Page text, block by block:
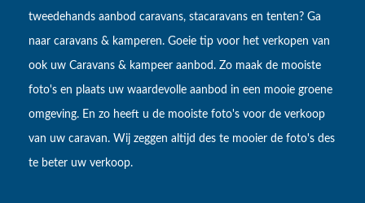
tweedehands aanbod caravans, stacaravans en tenten? Ga
naar caravans & kamperen. Goeie tip voor het verkopen van
ook uw Caravans & kampeer aanbod. Zo maak de mooiste
foto's en plaats uw waardevolle aanbod in een mooie groene
omgeving. En zo heeft u de mooiste foto's voor de verkoop
van uw caravan. Wij zeggen altijd des te mooier de foto's des
te beter uw verkoop.